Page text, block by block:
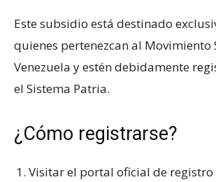
Este subsidio está destinado
quienes pertenezcan al Movimiento
Venezuela y estén debidamente
el Sistema Patria.
¿Cómo registrarse?
Visitar el portal oficial de registro